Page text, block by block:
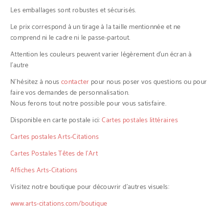
Les emballages sont robustes et sécurisés.
Le prix correspond à un tirage à la taille mentionnée et ne
comprend ni le cadre ni le passe-partout.
Attention les couleurs peuvent varier légèrement d’un écran à
l’autre
N’hésitez à nouscontacter pour nous poser vos questions ou pour
faire vos demandes de personnalisation.
Nous ferons tout notre possible pour vous satisfaire.
Disponible en carte postale ici:Cartes postales littéraires
Cartes postales Arts-Citations
Cartes Postales Têtes de l’Art
Affiches Arts-Citations
Visitez notre boutique pour découvrir d’autres visuels:
www.arts-citations.com/boutique